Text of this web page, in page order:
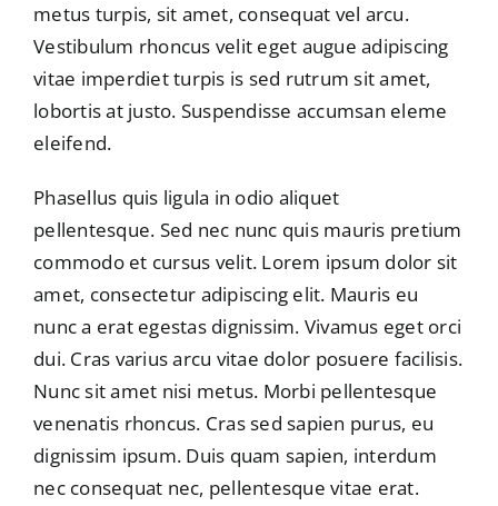
metus turpis, sit amet, consequat vel arcu.
Vestibulum rhoncus velit eget augue adipiscing
vitae imperdiet turpis is sed rutrum sit amet,
lobortis at justo. Suspendisse accumsan eleme
eleifend.
Phasellus quis ligula in odio aliquet
pellentesque. Sed nec nunc quis mauris pretium
commodo et cursus velit. Lorem ipsum dolor sit
amet, consectetur adipiscing elit. Mauris eu
nunc a erat egestas dignissim. Vivamus eget orci
dui. Cras varius arcu vitae dolor posuere facilisis.
Nunc sit amet nisi metus. Morbi pellentesque
venenatis rhoncus. Cras sed sapien purus, eu
dignissim ipsum. Duis quam sapien, interdum
nec consequat nec, pellentesque vitae erat.